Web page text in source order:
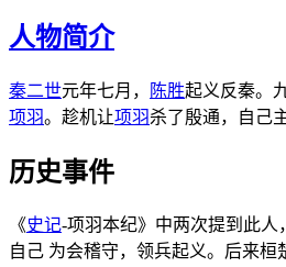
人物简介
秦二世元年七月， 陈胜起义反秦。
项羽。趁机让项羽杀了殷通，自己
历史事件
《史记-项羽本纪》中两次提到此人
自己 为会稽守，领兵起义。后来